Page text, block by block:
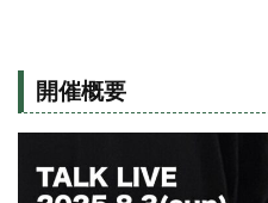
開催概要